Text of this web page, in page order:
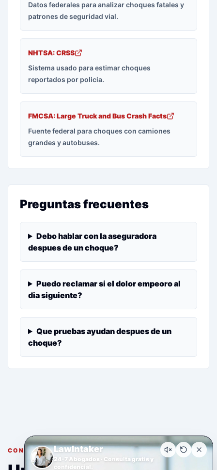
Datos federales para analizar choques fatales y
patrones de seguridad vial.
NHTSA: CRSS
Sistema usado para estimar choques
reportados por policia.
FMCSA: Large Truck and Bus Crash Facts
Fuente federal para choques con camiones
grandes y autobuses.
Preguntas frecuentes
Debo hablar con la aseguradora
despues de un choque?
Puedo reclamar si el dolor empeoro al
dia siguiente?
Que pruebas ayudan despues de un
choque?
CONSULTA GRATUITA Y CONFIDENCIAL
LawIntaker
24-7 Abogados · Consulta gratis y
confidencial.